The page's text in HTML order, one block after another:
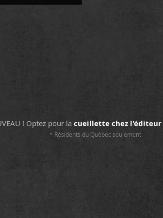
! Optez pour la cueillette chez l'éditeur
* Résidents du Québec seulement.